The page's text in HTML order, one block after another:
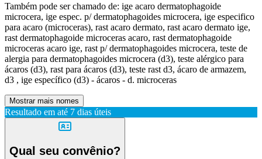
Também pode ser chamado de: ige acaro dermatophagoide
microcera, ige espec. p/ dermatophagoides microcera, ige especifico
para acaro (microceras), rast acaro dermato, rast acaro dermato ige,
rast dermatophagoide microceras acaro, rast dermatophagoide
microceras acaro ige, rast p/ dermatophagoides microcera, teste de
alergia para dermatophagoides microcera (d3), teste alérgico para
ácaros (d3), rast para ácaros (d3), teste rast d3, ácaro de armazem,
d3 , ige específico (d3) - ácaros - d. microceras
Mostrar mais nomes
Resultado em até 7 dias úteis
Qual seu convênio?